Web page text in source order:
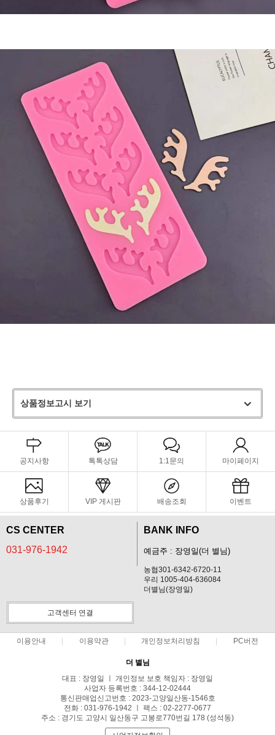
상품정보고시 보기
공지사항 톡톡상담 1:1문의 마이페이지
상품후기 VIP 게시판 배송조회 이벤트
CS CENTER
031-976-1942
BANK INFO
예금주 : 장영일(더 별님)
농협301-6342-6720-11
우리 1005-404-636084
더별님(장영일)
고객센터 연결
이용안내 이용약관 개인정보처리방침 PC버전
더 별님
대표 : 장영일 ㅣ 개인정보 보호 책임자 : 장영일
사업자 등록번호 : 344-12-02444
통신판매업신고번호 : 2023-고양일산동-1546호
전화 : 031-976-1942 ㅣ 팩스 : 02-2277-0677
주소 : 경기도 고양시 일산동구 고봉로770번길 178 (성석동)